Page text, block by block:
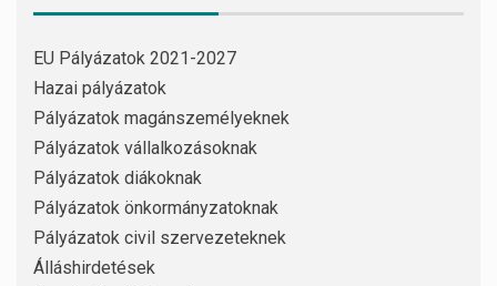
EU Pályázatok 2021-2027
Hazai pályázatok
Pályázatok magánszemélyeknek
Pályázatok vállalkozásoknak
Pályázatok diákoknak
Pályázatok önkormányzatoknak
Pályázatok civil szervezeteknek
Álláshirdetések